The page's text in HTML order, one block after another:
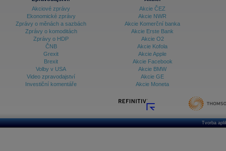
Akciové zprávy
Ekonomické zprávy
Zprávy o měnách a sazbách
Zprávy o komoditách
Zprávy o HDP
ČNB
Grexit
Brexit
Volby v USA
Video zpravodajství
Investiční komentáře
Akcie ČEZ
Akcie NWR
Akcie Komerční banka
Akcie Erste Bank
Akcie O2
Akcie Kofola
Akcie Apple
Akcie Facebook
Akcie BMW
Akcie GE
Akcie Moneta
Tvorba